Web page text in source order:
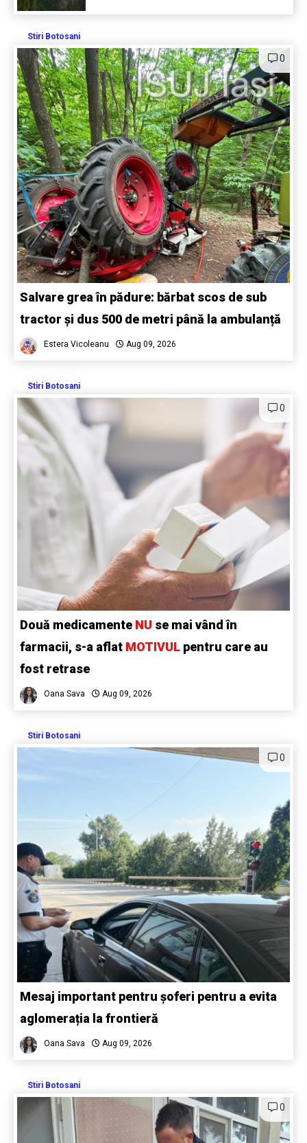
Stiri Botosani
0
Salvare grea în pădure: bărbat scos de sub
tractor și dus 500 de metri până la ambulanță
Estera Vicoleanu Aug 09, 2026
Stiri Botosani
0
Două medicamente NU se mai vând în
farmacii, s-a aflat MOTIVUL pentru care au
fost retrase
Oana Sava Aug 09, 2026
Stiri Botosani
0
Mesaj important pentru șoferi pentru a evita
aglomerația la frontieră
Oana Sava Aug 09, 2026
Stiri Botosani
0